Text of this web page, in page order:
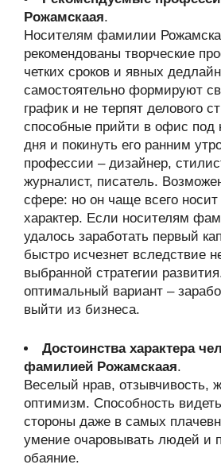
Рожамскаая.
Носителям фамилии
рекомендованы творческие
четких сроков и явных
самостоятельно формируют
график и не терпят делового
способные прийти в офис под
дня и покинуть его ранним
профессии – дизайнер,
журналист, писатель.
сфере: но он чаще всего
характер. Если носителям
удалось заработать первый
быстро исчезнет вследствие
выбранной стратегии
оптимальный вариант –
выйти из бизнеса.
Достоинства характера
фамилией Рожамскаая.
Веселый нрав, отзывчивость,
оптимизм. Способность
стороны даже в самых
умение очаровывать людей и
обаяние.